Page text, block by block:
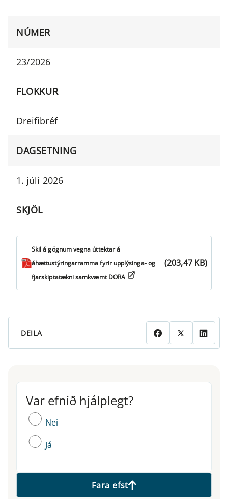
NÚMER
23/2026
FLOKKUR
Dreifibréf
DAGSETNING
1. júlí 2026
SKJÖL
Skil á gögnum vegna úttektar á
áhættustýringarramma fyrir upplýsinga- og
fjarskiptatækni samkvæmt DORA
(203,47 KB)
DEILA
Var efnið hjálplegt?
Var efnið hjálplegt?
Nei
Já
Fara efst